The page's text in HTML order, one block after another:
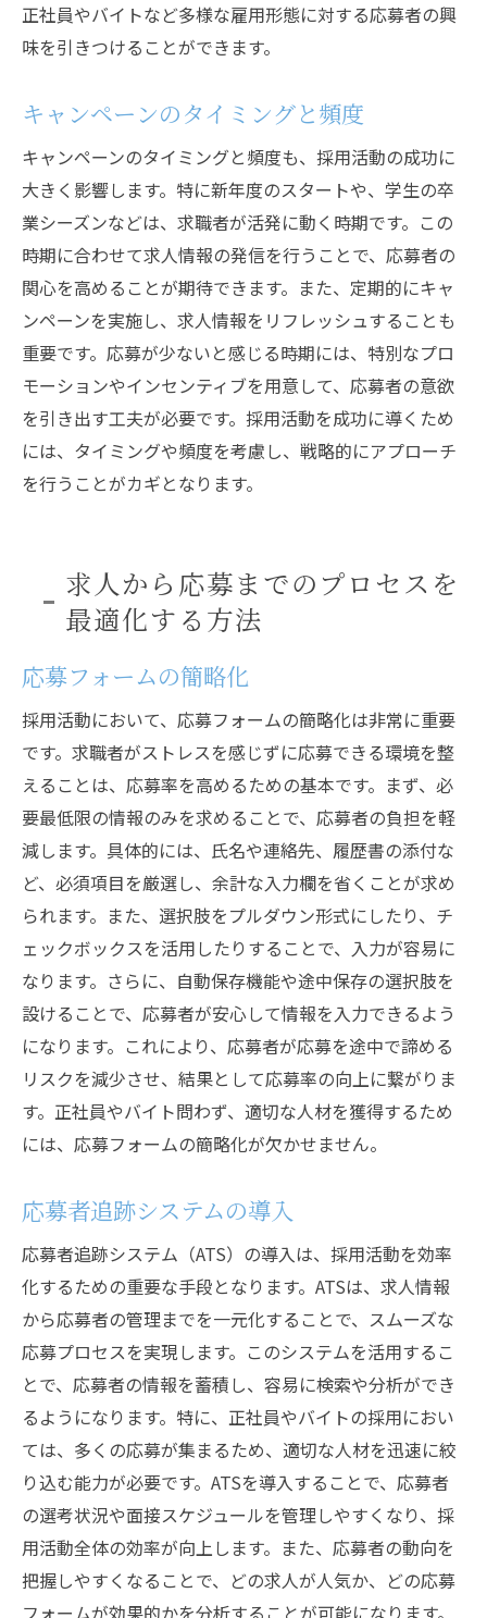
正社員やバイトなど多様な雇用形態に対する応募者の興
味を引きつけることができます。
キャンペーンのタイミングと頻度
キャンペーンのタイミングと頻度も、採用活動の成功に
大きく影響します。特に新年度のスタートや、学生の卒
業シーズンなどは、求職者が活発に動く時期です。この
時期に合わせて求人情報の発信を行うことで、応募者の
関心を高めることが期待できます。また、定期的にキャ
ンペーンを実施し、求人情報をリフレッシュすることも
重要です。応募が少ないと感じる時期には、特別なプロ
モーションやインセンティブを用意して、応募者の意欲
を引き出す工夫が必要です。採用活動を成功に導くため
には、タイミングや頻度を考慮し、戦略的にアプローチ
を行うことがカギとなります。
求人から応募までのプロセスを
最適化する方法
応募フォームの簡略化
採用活動において、応募フォームの簡略化は非常に重要
です。求職者がストレスを感じずに応募できる環境を整
えることは、応募率を高めるための基本です。まず、必
要最低限の情報のみを求めることで、応募者の負担を軽
減します。具体的には、氏名や連絡先、履歴書の添付な
ど、必須項目を厳選し、余計な入力欄を省くことが求め
られます。また、選択肢をプルダウン形式にしたり、チ
ェックボックスを活用したりすることで、入力が容易に
なります。さらに、自動保存機能や途中保存の選択肢を
設けることで、応募者が安心して情報を入力できるよう
になります。これにより、応募者が応募を途中で諦める
リスクを減少させ、結果として応募率の向上に繋がりま
す。正社員やバイト問わず、適切な人材を獲得するため
には、応募フォームの簡略化が欠かせません。
応募者追跡システムの導入
応募者追跡システム（ATS）の導入は、採用活動を効率
化するための重要な手段となります。ATSは、求人情報
から応募者の管理までを一元化することで、スムーズな
応募プロセスを実現します。このシステムを活用するこ
とで、応募者の情報を蓄積し、容易に検索や分析ができ
るようになります。特に、正社員やバイトの採用におい
ては、多くの応募が集まるため、適切な人材を迅速に絞
り込む能力が必要です。ATSを導入することで、応募者
の選考状況や面接スケジュールを管理しやすくなり、採
用活動全体の効率が向上します。また、応募者の動向を
把握しやすくなることで、どの求人が人気か、どの応募
フォームが効果的かを分析することが可能になります。